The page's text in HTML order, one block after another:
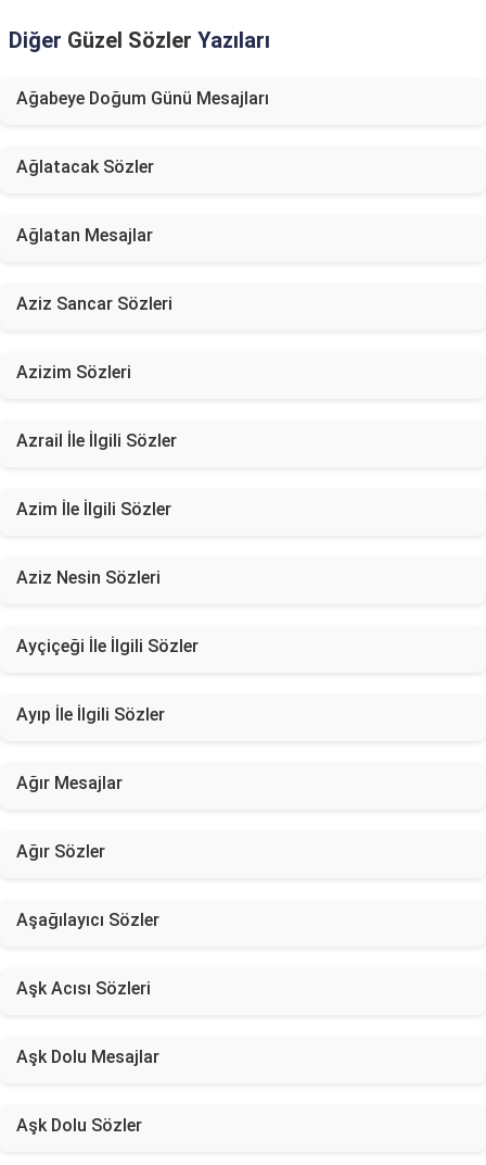
Diğer Güzel Sözler Yazıları
Ağabeye Doğum Günü Mesajları
Ağlatacak Sözler
Ağlatan Mesajlar
Aziz Sancar Sözleri
Azizim Sözleri
Azrail İle İlgili Sözler
Azim İle İlgili Sözler
Aziz Nesin Sözleri
Ayçiçeği İle İlgili Sözler
Ayıp İle İlgili Sözler
Ağır Mesajlar
Ağır Sözler
Aşağılayıcı Sözler
Aşk Acısı Sözleri
Aşk Dolu Mesajlar
Aşk Dolu Sözler